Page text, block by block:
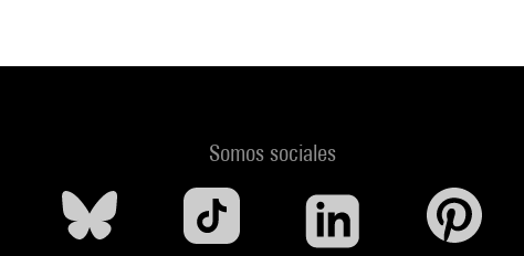
Somos sociales